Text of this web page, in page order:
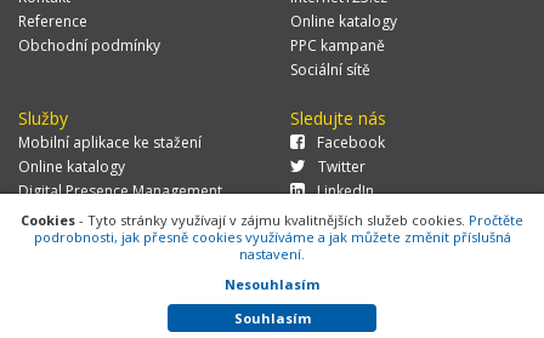
Reference
Obchodní podmínky
Online katalogy
PPC kampaně
Sociální sítě
Služby
Mobilní aplikace ke stažení
Online katalogy
Digital Presence Management
Více zákazníků
Sledujte nás
Facebook
Twitter
LinkedIn
© 2026 MEDIATEL CZ, s.r.o.,Za Potokem 46/4, 106 00 Praha 10, tel.:
+420 771 270 421, verze 1.29.0.143,
Cookies
Cookies - Tyto stránky využívají v zájmu kvalitnějších služeb cookies. Pročtěte
podrobnosti, jak přesně cookies využíváme a jak můžete změnit příslušná
nastavení.
Nesouhlasím
Souhlasím